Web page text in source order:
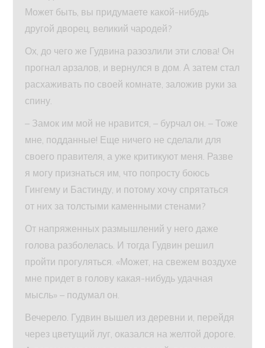
Может быть, вы придумаете какой-нибудь
другой дворец, великий чародей?
Ох, до чего же Гудвина разозлили эти слова! Он
прогнал арзалов, и вернулся в дом. А затем стал
расхаживать по своей комнате, заложив руки за
спину.
– Замок им мой не нравится, – бурчал он. – Тоже
мне, подданные! Еще ничего не сделали для
своего правителя, а уже критикуют меня. Разве
я могу признаться им, что попросту боюсь
Гингему и Бастинду, и потому хочу спрятаться
от них за толстыми каменными стенами?
От напряженных размышлений у него даже
голова разболелась. И тогда Гудвин решил
пройти прогуляться. «Может, на свежем воздухе
мне придет в голову какая-нибудь удачная
мысль» – подумал он.
Вечерело. Гудвин вышел из деревни и, перейдя
через цветущий луг, оказался на желтой дороге.